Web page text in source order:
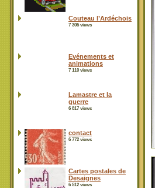
Couteau l’Ardéchois
7 305 views
Evénements et
animations
7 110 views
Lamastre et la
guerre
6 817 views
contact
6 772 views
Cartes postales de
Desaignes
6 512 views